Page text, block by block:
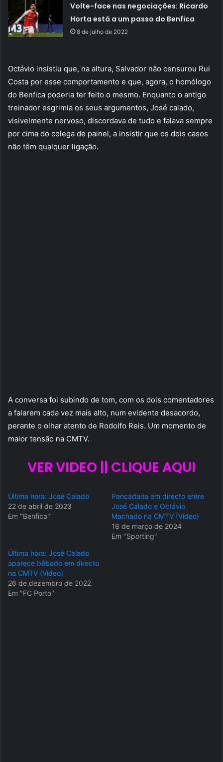
Volte-face nas negociações: Ricardo
Horta está a um passo do Benfica
8 de julho de 2022
Octávio insistiu que, na altura, Salvador não censurou Rui
Costa por esse comportamento e que, agora, o homólogo
do Benfica poderia ter feito o mesmo. Enquanto o antigo
treinador esgrimia os seus argumentos, José calado,
visivelmente nervoso, discordava de tudo e falava sempre
por cima do colega de painel, a insistir que os dois casos
não têm qualquer ligação.
A conversa foi subindo de tom, com os dois comentadores
a falarem cada vez mais alto, num evidente desacordo,
perante o olhar atento de Rodolfo Reis. Um momento de
maior tensão na CMTV.
VER VIDEO || CLIQUE AQUI
Última hora: José Calado
22 de abril de 2023
Em "Benfica"
Pancadaria em directo entre
José Calado e Octávio
Machado na CMTV (Vídeo)
18 de março de 2024
Em "Sporting"
Última hora: José Calado
aparece bêbado em directo
na CMTV (Vídeo)
26 de dezembro de 2022
Em "FC Porto"